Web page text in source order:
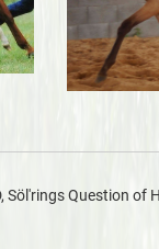
Söl'rings Question of